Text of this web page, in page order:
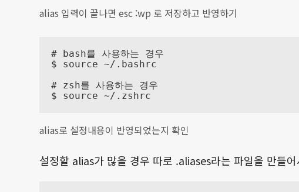
alias 입력이 끝나면 esc :wp 로 저장하고 반영하기
# bash를 사용하는 경우
$ source ~/.bashrc
# zsh를 사용하는 경우
$ source ~/.zshrc
alias로 설정내용이 반영되었는지 확인
설정할 alias가 많을 경우 따로 .aliases라는 파일을 만들